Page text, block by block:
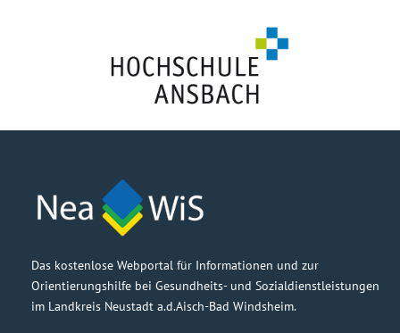
Das kostenlose Webportal für Informationen und zur
Orientierungshilfe bei Gesundheits- und Sozialdienstleistungen
im Landkreis Neustadt a.d.Aisch-Bad Windsheim.